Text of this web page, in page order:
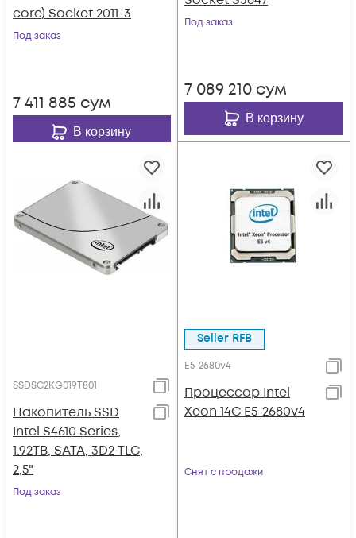
core) Socket 2011-3
Под заказ
7 411 885 сум
В корзину
Под заказ
7 089 210 сум
В корзину
SSDSC2KG019T801
Накопитель SSD
Intel S4610 Series,
1.92TB, SATA, 3D2 TLC,
2,5"
Под заказ
Seller RFB
E5-2680v4
Процессор Intel
Xeon 14C E5-2680v4
Снят с продажи